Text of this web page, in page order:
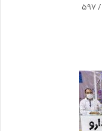
/
597